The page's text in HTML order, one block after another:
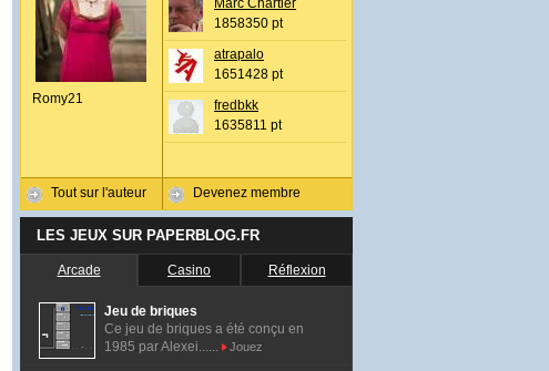
Romy21
Tout sur l'auteur
Marc Chartier
1858350 pt
atrapalo
1651428 pt
fredbkk
1635811 pt
Devenez membre
LES JEUX SUR PAPERBLOG.FR
Arcade Casino Réflexion
Jeu de briques
Ce jeu de briques a été conçu en
1985 par Alexei......
Jouez